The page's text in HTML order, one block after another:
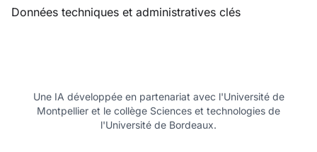
Données techniques et administratives clés
Une IA développée en partenariat avec l'Université de
Montpellier et le collège Sciences et technologies de
l'Université de Bordeaux.